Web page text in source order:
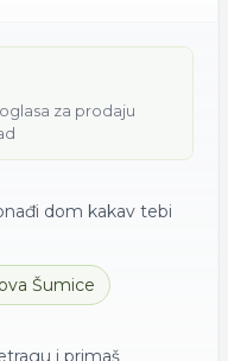
za prodaju
dom kakav tebi
Šumice
i primaš